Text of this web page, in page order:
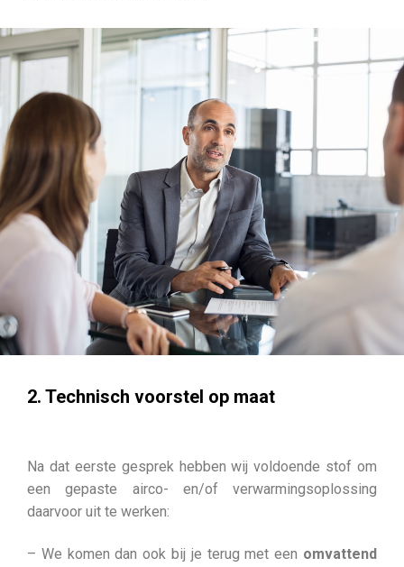
2. Technisch voorstel op maat
Na dat eerste gesprek hebben wij voldoende stof om
een gepaste airco- en/of verwarmingsoplossing
daarvoor uit te werken:
– We komen dan ook bij je terug met een omvattend